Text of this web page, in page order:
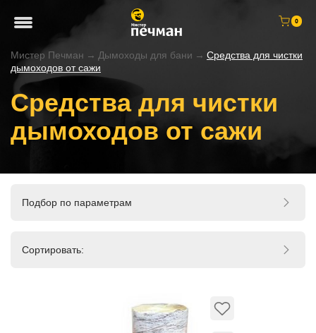
0
Мистер Печман → Дымоходы для бани → Cредства для чистки
дымоходов от сажи
Cредства для чистки
дымоходов от сажи
Подбор по параметрам
Сортировать: